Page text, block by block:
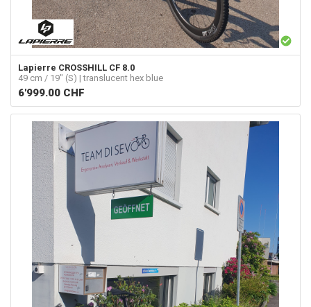
Lapierre CROSSHILL CF 8.0
49 cm / 19" (S) | translucent hex blue
6'999.00 CHF